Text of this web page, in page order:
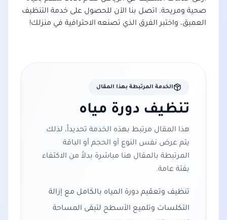
صحية ومريحة. اتصل بنا الآن للحصول على خدمة التنظيف
العميق، واختبر الفرق الذي تصنعه الاحترافية في منزلك!
الخدمة المرتبطة بهذا المقال
تنظيف دورة مياه
هذا المقال مرتبط بهذه الخدمة تحديداً، لذلك
يتم عرض نفس النوع أو الحجم أو الباقة
المرتبطة بالمقال هنا مباشرة بدلاً من الاكتفاء
بفئة عامة.
تنظيف وتعقيم دورة المياه بالكامل مع إزالة
التكلسات وتلميع الأسطح لتبقى المساحة